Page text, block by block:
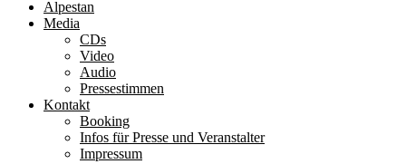
Alpestan
Media
CDs
Video
Audio
Pressestimmen
Kontakt
Booking
Infos für Presse und Veranstalter
Impressum